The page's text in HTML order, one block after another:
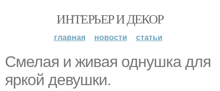
ИНТЕРЬЕР И ДЕКОР
главная новости статьи
Смелая и живая однушка для
яркой девушки.